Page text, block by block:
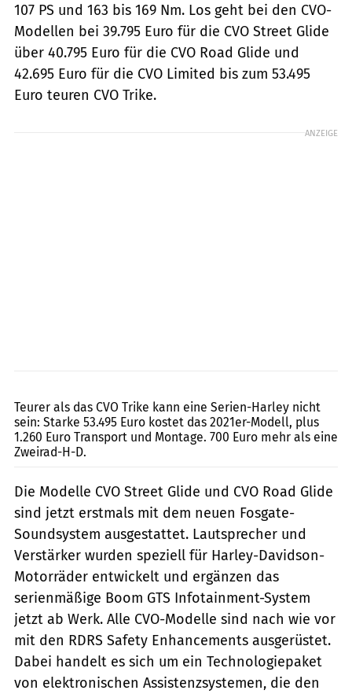
107 PS und 163 bis 169 Nm. Los geht bei den CVO-
Modellen bei 39.795 Euro für die CVO Street Glide
über 40.795 Euro für die CVO Road Glide und
42.695 Euro für die CVO Limited bis zum 53.495
Euro teuren CVO Trike.
ANZEIGE
Teurer als das CVO Trike kann eine Serien-Harley nicht
sein: Starke 53.495 Euro kostet das 2021er-Modell, plus
1.260 Euro Transport und Montage. 700 Euro mehr als eine
Zweirad-H-D.
Die Modelle CVO Street Glide und CVO Road Glide
sind jetzt erstmals mit dem neuen Fosgate-
Soundsystem ausgestattet. Lautsprecher und
Verstärker wurden speziell für Harley-Davidson-
Motorräder entwickelt und ergänzen das
serienmäßige Boom GTS Infotainment-System
jetzt ab Werk. Alle CVO-Modelle sind nach wie vor
mit den RDRS Safety Enhancements ausgerüstet.
Dabei handelt es sich um ein Technologiepaket
von elektronischen Assistenzsystemen, die den